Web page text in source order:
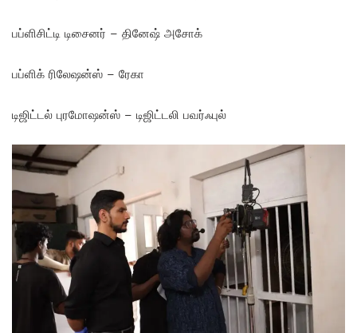
பப்ளிசிட்டி டிசைனர் – தினேஷ் அசோக்
பப்ளிக் ரிலேஷன்ஸ் – ரேகா
டிஜிட்டல் புரமோஷன்ஸ் – டிஜிட்டலி பவர்ஃபுல்